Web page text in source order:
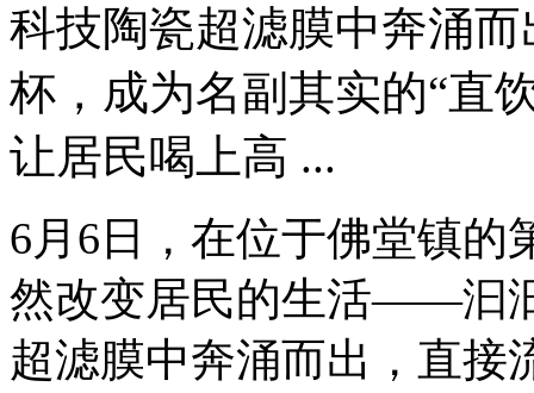
科技陶瓷超滤膜中奔涌
杯，成为名副其实的“直
让居民喝上高 ...
6月6日，在位于佛堂镇的
然改变居民的生活——汩
超滤膜中奔涌而出，直接